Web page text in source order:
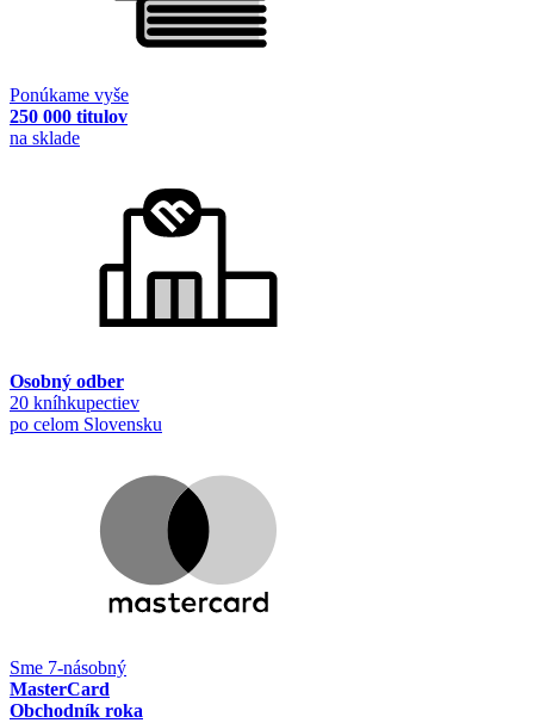
Ponúkame vyše
250 000 titulov
na sklade
Osobný odber
20 kníhkupectiev
po celom Slovensku
Sme 7-násobný
MasterCard
Obchodník roka